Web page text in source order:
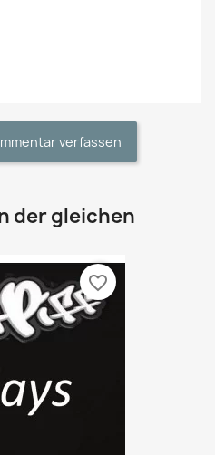
verfassen
der gleichen
favorite_border